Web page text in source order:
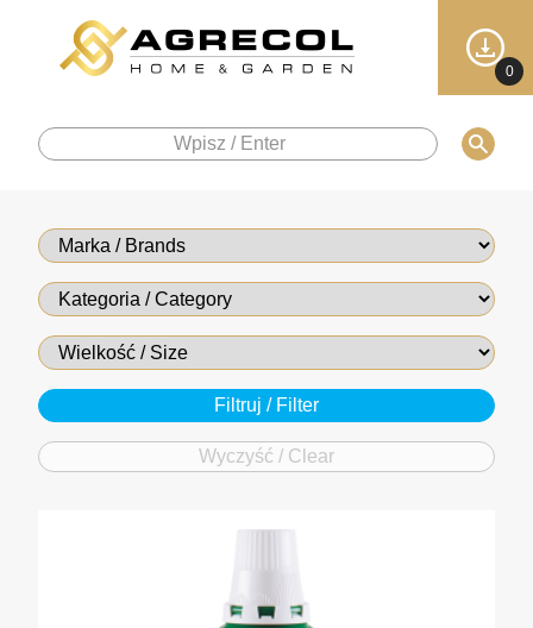
0
Wyczyść / Clear